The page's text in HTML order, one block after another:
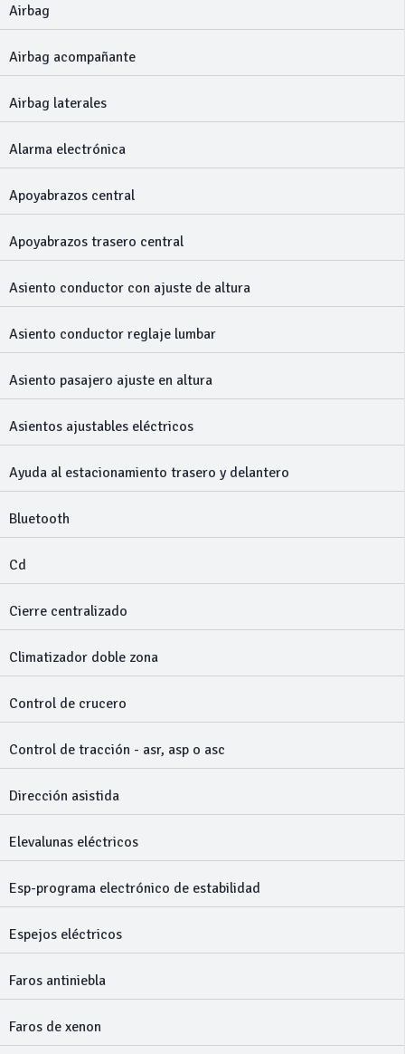
Airbag
Airbag acompañante
Airbag laterales
Alarma electrónica
Apoyabrazos central
Apoyabrazos trasero central
Asiento conductor con ajuste de altura
Asiento conductor reglaje lumbar
Asiento pasajero ajuste en altura
Asientos ajustables eléctricos
Ayuda al estacionamiento trasero y delantero
Bluetooth
Cd
Cierre centralizado
Climatizador doble zona
Control de crucero
Control de tracción - asr, asp o asc
Dirección asistida
Elevalunas eléctricos
Esp-programa electrónico de estabilidad
Espejos eléctricos
Faros antiniebla
Faros de xenon